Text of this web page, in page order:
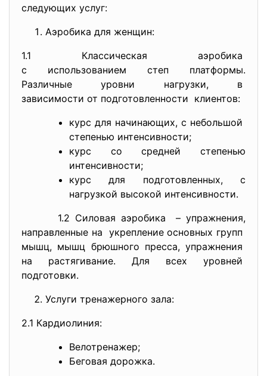
следующих услуг:
Аэробика для женщин:
1.1 Классическая аэробика
с использованием степ платформы.
Различные уровни нагрузки, в
зависимости от подготовленности клиентов:
курс для начинающих, с небольшой
степенью интенсивности;
курс со средней степенью
интенсивности;
курс для подготовленных, с
нагрузкой высокой интенсивности.
1.2 Силовая аэробика – упражнения,
направленные на укрепление основных групп
мышц, мышц брюшного пресса, упражнения
на растягивание. Для всех уровней
подготовки.
Услуги тренажерного зала:
2.1 Кардиолиния:
Велотренажер;
Беговая дорожка.